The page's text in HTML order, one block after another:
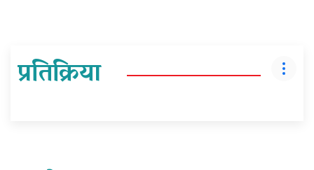
प्रतिक्रिया